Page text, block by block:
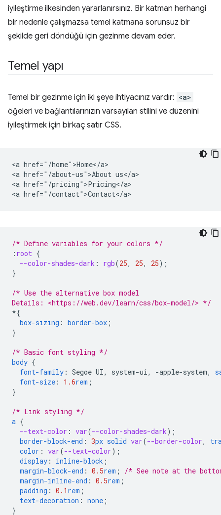
iyileştirme ilkesinden yararlanırsınız. Bir katman herhangi
bir nedenle çalışmazsa temel katmana sorunsuz bir
şekilde geri döndüğü için gezinme devam eder.
Temel yapı
Temel bir gezinme için iki şeye ihtiyacınız vardır: <a>
öğeleri ve bağlantılarınızın varsayılan stilini ve düzenini
iyileştirmek için birkaç satır CSS.
<a href="/home">Home</a>
<a href="/about-us">About us</a>
<a href="/pricing">Pricing</a>
/* Define variables for your colors */
: root {
--color-shades-dark : rgb(25, 25, 25);
}
/* Use the alternative box model
Details: <https://web.dev/learn/css/box-model/> */
*{
box-sizing : border-box ;
}
/* Basic font styling */
body {
font-family : Segoe UI, system-ui, -apple-system,
font-size : 1.6rem ;
}
/* Link styling */
a {
--text-color : var(--color-shades-dark);
border-block-end : 3px solid var(--border-color,
color : var(--text-color);
display : inline-block ;
margin-block-end : 0.5rem ;
/* See note at the
margin-inline-end : 0.5rem ;
padding : 0.1 rem ;
text-decoration : none ;
}